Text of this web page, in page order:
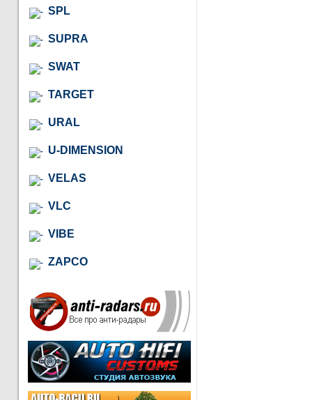
SPL
SUPRA
SWAT
TARGET
URAL
U-DIMENSION
VELAS
VLC
VIBE
ZAPCO